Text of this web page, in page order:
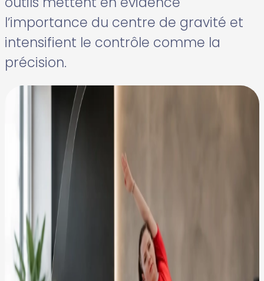
l’importance du centre de gravité et
intensifient le contrôle comme la
précision.